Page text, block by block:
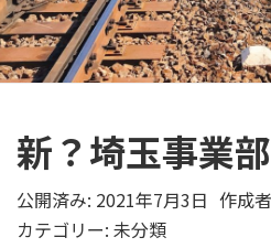
新？埼玉事業
公開済み: 2021年7月3日 作成
カテゴリー: 未分類